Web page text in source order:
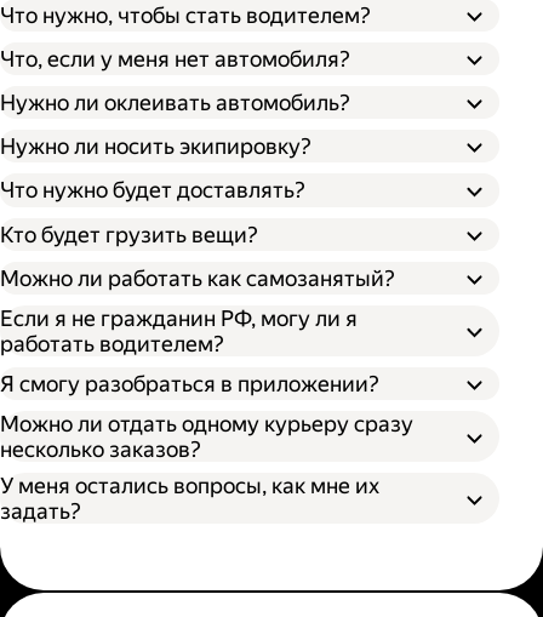
Что нужно, чтобы стать водителем?
Что, если у меня нет автомобиля?
Нужно ли оклеивать автомобиль?
Нужно ли носить экипировку?
Что нужно будет доставлять?
Кто будет грузить вещи?
Можно ли работать как самозанятый?
Если я не гражданин РФ, могу ли я
работать водителем?
Я смогу разобраться в приложении?
Можно ли отдать одному курьеру сразу
несколько заказов?
У меня остались вопросы, как мне их
задать?